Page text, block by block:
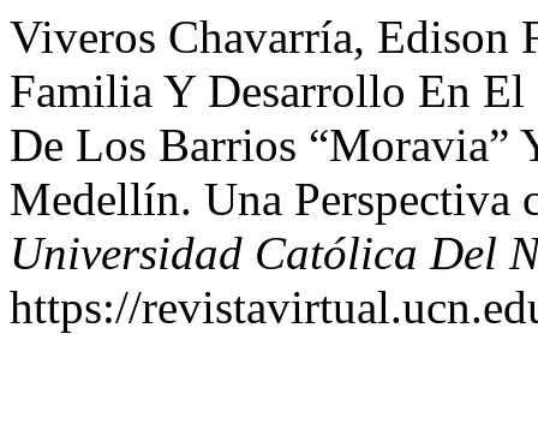
Viveros Chavarría, Edison
Familia Y Desarrollo En
De Los Barrios “Moravia”
Medellín. Una Perspectiva
Universidad Católica Del
https://